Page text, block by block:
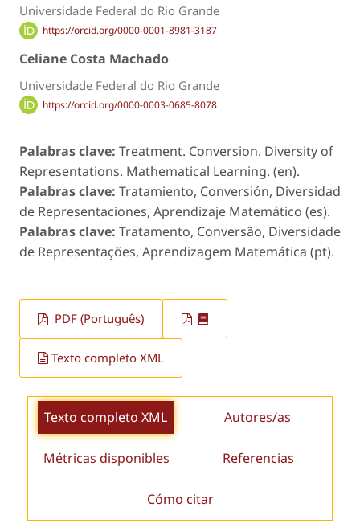
Universidade Federal do Rio Grande
https://orcid.org/0000-0001-8981-3187
Celiane Costa Machado
Universidade Federal do Rio Grande
https://orcid.org/0000-0003-0685-8078
Palabras clave: Treatment. Conversion. Diversity of
Representations. Mathematical Learning. (en).
Palabras clave: Tratamiento, Conversión, Diversidad
de Representaciones, Aprendizaje Matemático (es).
Palabras clave: Tratamento, Conversão, Diversidade
de Representações, Aprendizagem Matemática (pt).
PDF (Português)
Texto completo XML
Texto completo XML Autores/as
Métricas disponibles Referencias
Cómo citar